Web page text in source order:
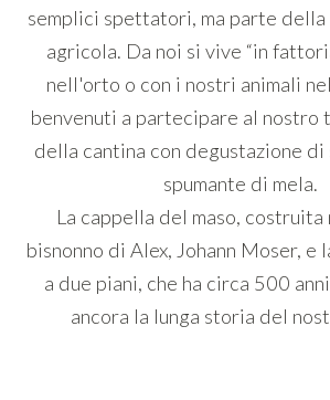
semplici spettatori, ma parte della
agricola. Da noi si vive “in
nell'orto o con i nostri animali
benvenuti a partecipare al nostro
della cantina con degustazione di
spumante di mela.
La cappella del maso,
bisnonno di Alex, Johann Moser, e
a due piani, che ha circa 500
ancora la lunga storia del